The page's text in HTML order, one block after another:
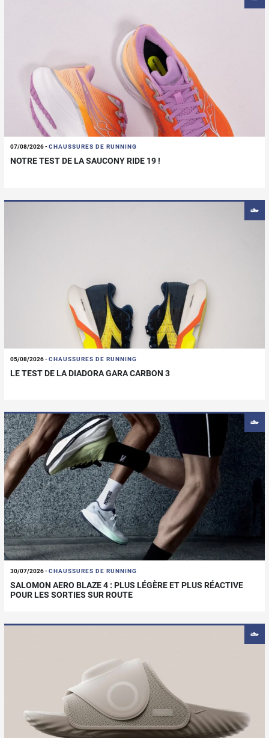
07/08/2026-CHAUSSURES DE RUNNING
NOTRE TEST DE LA SAUCONY RIDE 19 !
05/08/2026-CHAUSSURES DE RUNNING
LE TEST DE LA DIADORA GARA CARBON 3
30/07/2026-CHAUSSURES DE RUNNING
SALOMON AERO BLAZE 4 : PLUS LÉGÈRE ET PLUS RÉACTIVE
POUR LES SORTIES SUR ROUTE